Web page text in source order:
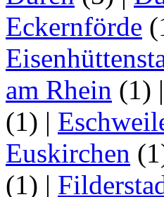
Eckernförde
am Rhein (1) |
(1) |
Euskirchen
(1) |